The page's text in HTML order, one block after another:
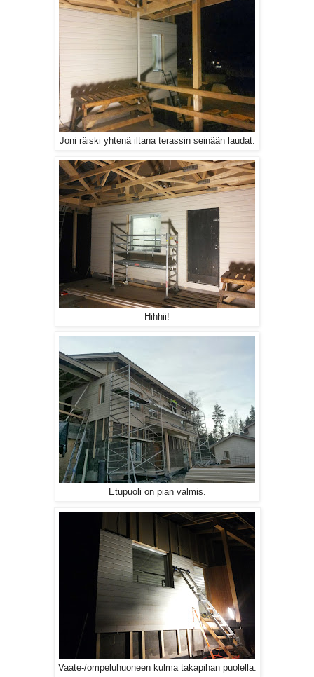
Joni räiski yhtenä iltana terassin seinään laudat.
Hihhii!
Etupuoli on pian valmis.
Vaate-/ompeluhuoneen kulma takapihan puolella.